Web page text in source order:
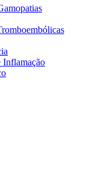
Inflamação